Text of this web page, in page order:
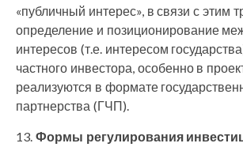
«публичный интерес», в связи с этим
определение и позиционирование
интересов (т.е. интересом
частного инвестора, особенно в
реализуются в формате
партнерства (ГЧП).
13. Формы регулирования